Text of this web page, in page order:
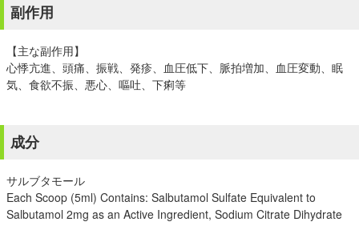
副作用
【主な副作用】
心悸亢進、頭痛、振戦、発疹、血圧低下、脈拍増加、血圧変動、眠
気、食欲不振、悪心、嘔吐、下痢等
成分
サルブタモール
Each Scoop (5ml) Contains: Salbutamol Sulfate Equivalent to
Salbutamol 2mg as an Active Ingredient, Sodium Citrate Dihydrate